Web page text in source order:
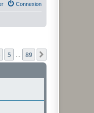
Connexion
5 89